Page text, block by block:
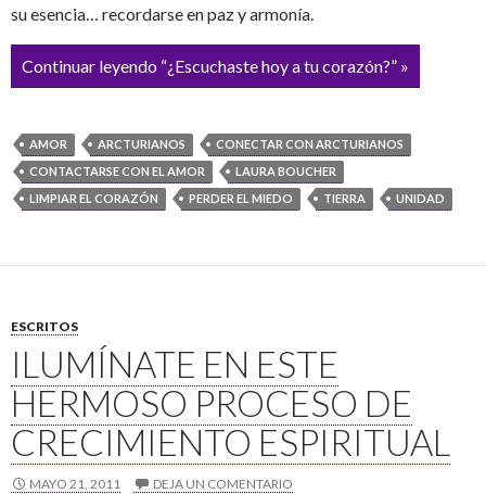
su esencia… recordarse en paz y armonía.
Continuar leyendo “¿Escuchaste hoy a tu corazón?” »
AMOR ARCTURIANOS
CONECTAR CON ARCTURIANOS
CONTACTARSE CON EL AMOR
LAURA BOUCHER
LIMPIAR EL CORAZÓN
PERDER EL MIEDO TIERRA UNIDAD
ESCRITOS
ILUMÍNATE EN ESTE
HERMOSO PROCESO DE
CRECIMIENTO ESPIRITUAL
MAYO 21, 2011 DEJA UN COMENTARIO